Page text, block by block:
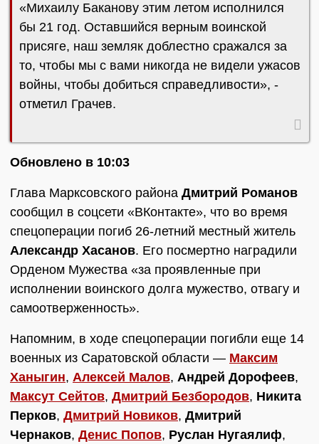
«Михаилу Баканову этим летом исполнился
бы 21 год. Оставшийся верным воинской
присяге, наш земляк доблестно сражался за
то, чтобы мы с вами никогда не видели ужасов
войны, чтобы добиться справедливости», -
отметил Грачев.
Обновлено в 10:03
Глава Марксовского района Дмитрий Романов
сообщил в соцсети «ВКонтакте», что во время
спецоперации погиб 26-летний местный житель
Александр Хасанов. Его посмертно наградили
Орденом Мужества «за проявленные при
исполнении воинского долга мужество, отвагу и
самоотверженность».
Напомним, в ходе спецоперации погибли еще 14
военных из Саратовской области — Максим
Ханыгин, Алексей Малов, Андрей Дорофеев,
Максут Сейтов, Дмитрий Безбородов, Никита
Перков, Дмитрий Новиков, Дмитрий
Чернаков, Денис Попов, Руслан Нугаялиф,